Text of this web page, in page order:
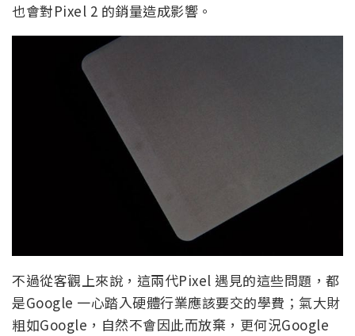
也會對Pixel 2 的銷量造成影響。
不過從客觀上來說，這兩代Pixel 遇見的這些問題，都
是Google 一心踏入硬體行業應該要交的學費；氣大財
粗如Google，自然不會因此而放棄，更何況Google